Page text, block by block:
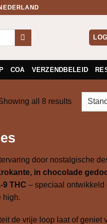
COA VERZENDBELEID
all 8 results
door nostalgische
in chocolade
9 THC – speciaal ontwikkeld
high.
de vrije loop laat of geniet